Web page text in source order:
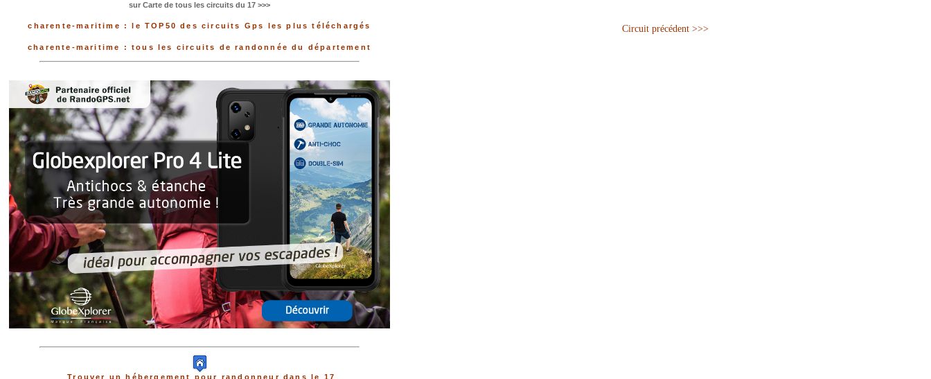
sur Carte de tous les circuits du 17 >>>
charente-maritime : le TOP50 des circuits Gps les plus téléchargés
charente-maritime : tous les circuits de randonnée du département
Trouver un hébergement pour randonneur dans le 17
Circuit précédent >>>